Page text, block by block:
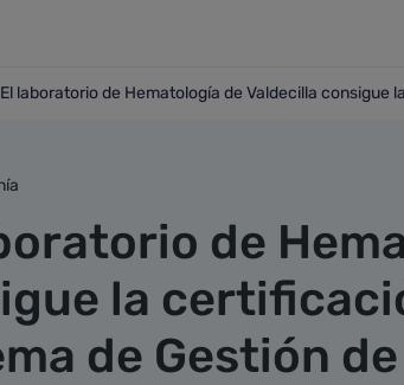
de Hematología de Valdecilla
El laboratorio de Hematología de Valdecilla consigue
de
la
de Gestión